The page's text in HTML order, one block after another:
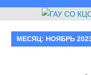
МЕСЯЦ: НОЯБРЬ